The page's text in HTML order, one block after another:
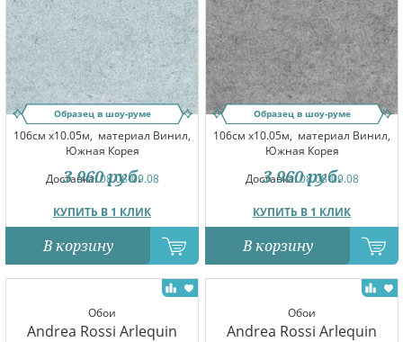
Образец в шоу-руме
106см x10.05м, материал Винил,
Южная Корея
Доставка:08.08-09.08
КУПИТЬ В 1 КЛИК
3 960 руб.
В корзину
Образец в шоу-руме
106см x10.05м, материал Винил,
Южная Корея
Доставка:08.08-09.08
КУПИТЬ В 1 КЛИК
3 960 руб.
В корзину
Обои
Andrea Rossi Arlequin
Обои
Andrea Rossi Arlequin